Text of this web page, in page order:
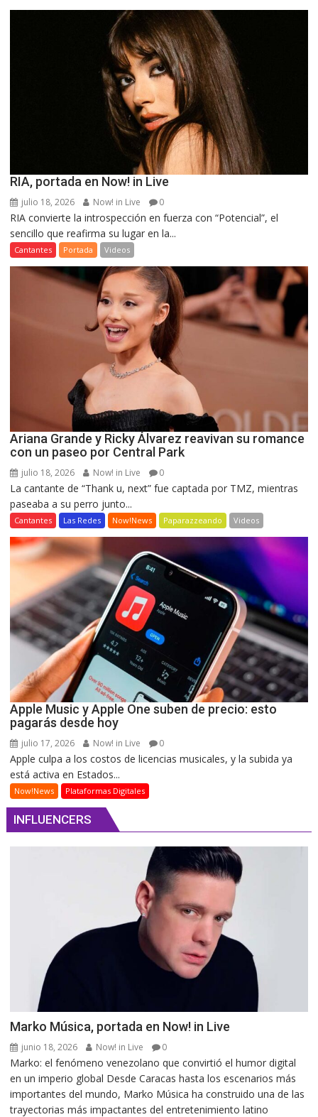
RIA, portada en Now! in Live
julio 18, 2026 Now! in Live 0
RIA convierte la introspección en fuerza con “Potencial”, el
sencillo que reafirma su lugar en la...
Cantantes Portada Videos
Ariana Grande y Ricky Álvarez reavivan su romance
con un paseo por Central Park
julio 18, 2026 Now! in Live 0
La cantante de “Thank u, next” fue captada por TMZ, mientras
paseaba a su perro junto...
Cantantes Las Redes Now!News Paparazzeando Videos
Apple Music y Apple One suben de precio: esto
pagarás desde hoy
julio 17, 2026 Now! in Live 0
Apple culpa a los costos de licencias musicales, y la subida ya
está activa en Estados...
Now!News Plataformas Digitales
INFLUENCERS
Marko Música, portada en Now! in Live
junio 18, 2026 Now! in Live 0
Marko: el fenómeno venezolano que convirtió el humor digital
en un imperio global Desde Caracas hasta los escenarios más
importantes del mundo, Marko Música ha construido una de las
trayectorias más impactantes del entretenimiento latino